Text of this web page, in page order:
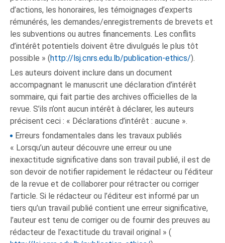
d’actions, les honoraires, les témoignages d’experts
rémunérés, les demandes/enregistrements de brevets et
les subventions ou autres financements. Les conflits
d’intérêt potentiels doivent être divulgués le plus tôt
possible » (http://lsj.cnrs.edu.lb/publication-ethics/).
Les auteurs doivent inclure dans un document
accompagnant le manuscrit une déclaration d’intérêt
sommaire, qui fait partie des archives officielles de la
revue. S’ils n’ont aucun intérêt à déclarer, les auteurs
précisent ceci : « Déclarations d’intérêt : aucune ».
Erreurs fondamentales dans les travaux publiés
« Lorsqu’un auteur découvre une erreur ou une
inexactitude significative dans son travail publié, il est de
son devoir de notifier rapidement le rédacteur ou l’éditeur
de la revue et de collaborer pour rétracter ou corriger
l’article. Si le rédacteur ou l’éditeur est informé par un
tiers qu’un travail publié contient une erreur significative,
l’auteur est tenu de corriger ou de fournir des preuves au
rédacteur de l’exactitude du travail original » (